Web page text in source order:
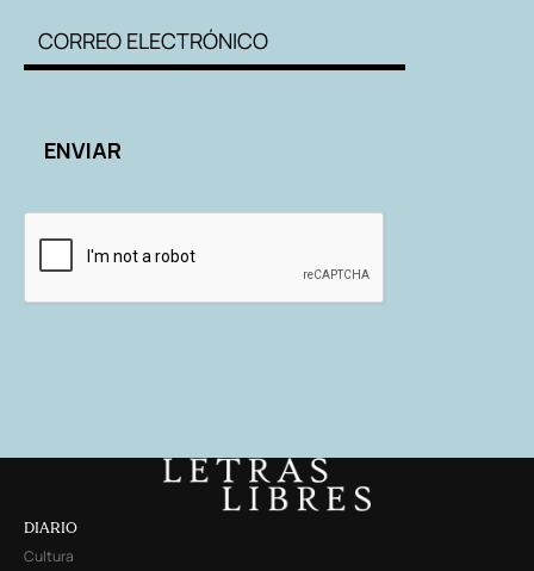
DIARIO
Cultura